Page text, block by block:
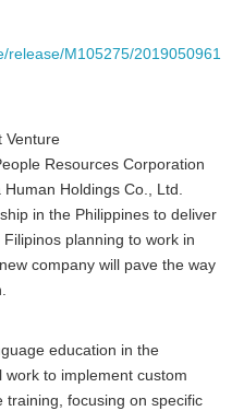
release/M105275/2019050961
Venture
Resources Corporation
Holdings Co., Ltd.
in the Philippines to deliver
planning to work in
company will pave the way
education in the
work to implement custom
focusing on specific